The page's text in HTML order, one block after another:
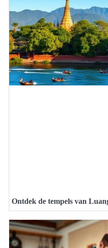
Ontdek de tempels van